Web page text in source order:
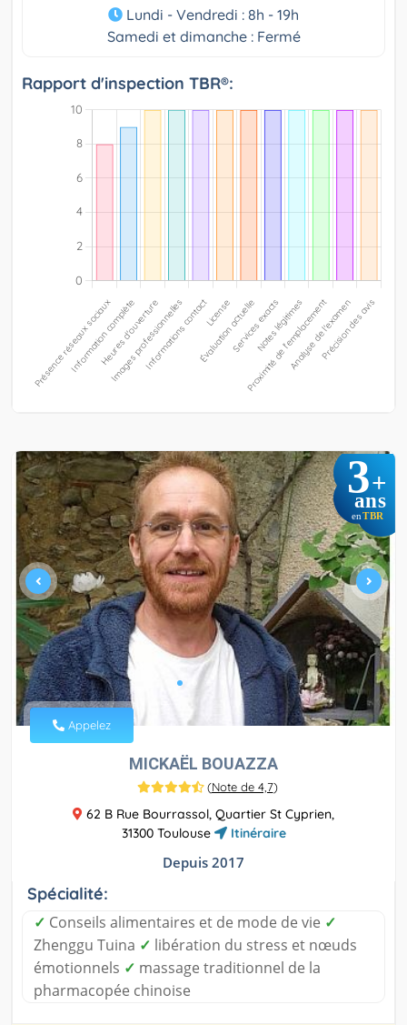
Lundi - Vendredi : 8h - 19h
Samedi et dimanche : Fermé
Rapport d'inspection TBR®:
3+
ans
en TBR
Appelez
MICKAËL BOUAZZA
(Note de 4,7)
62 B Rue Bourrassol, Quartier St Cyprien,
31300 Toulouse
Itinéraire
Depuis 2017
Spécialité:
✓ Conseils alimentaires et de mode de vie ✓
Zhenggu Tuina ✓ libération du stress et nœuds
émotionnels ✓ massage traditionnel de la
pharmacopée chinoise